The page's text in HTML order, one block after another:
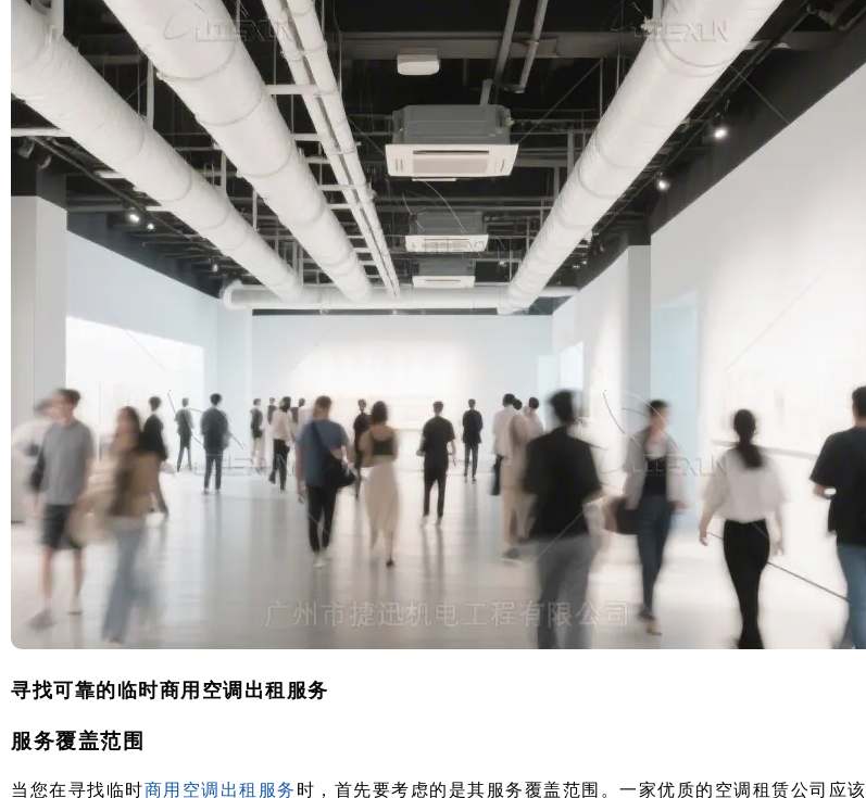
寻找可靠的临时商用空调出租服务
服务覆盖范围
当您在寻找临时商用空调出租服务 时，首先要考虑的是其服务覆盖范围。一家优质的空调租赁公司应该